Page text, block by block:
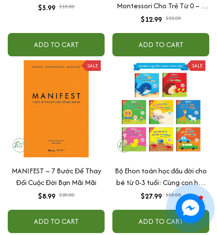
Tư Duy Phản Biện
ADD TO CART
Phương Pháp Giáo Dục Sớm
Montessori Cho Trẻ Từ 0 – 3
Tuổi
$12.99 $21.00
ADD TO CART
MANIFEST – 7 Bước Để Thay
Đổi Cuộc Đời Bạn Mãi Mãi
$8.99 $20.00
Bộ Ehon toán học đầu đời cho
bé từ 0-3 tuổi: Cùng con học
toán (song ngữ Việt Anh)
$27.99 $35.00